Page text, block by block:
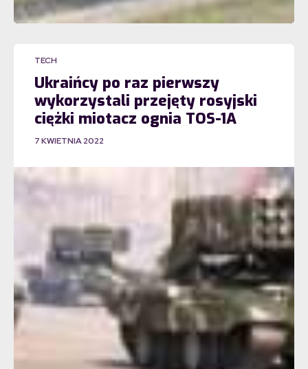
TECH
Ukraińcy po raz pierwszy
wykorzystali przejęty rosyjski
ciężki miotacz ognia TOS-1A
7 KWIETNIA 2022